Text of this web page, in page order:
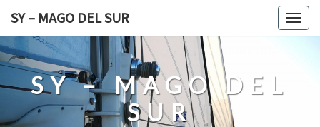
content
SY – MAGO DEL SUR
SY – MAGO DEL
SUR